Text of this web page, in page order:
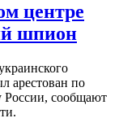
центре
шпион
арестован по
России, сообщают